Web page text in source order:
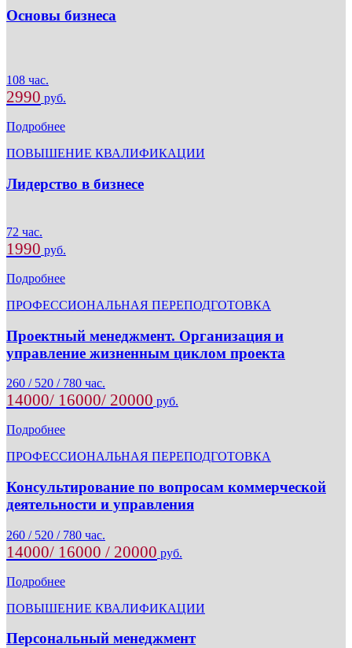
Основы бизнеса
108 час.
2990 руб.
Подробнее
ПОВЫШЕНИЕ КВАЛИФИКАЦИИ
Лидерство в бизнесе
72 час.
1990 руб.
Подробнее
ПРОФЕССИОНАЛЬНАЯ ПЕРЕПОДГОТОВКА
Проектный менеджмент. Организация и
управление жизненным циклом проекта
260 / 520 / 780 час.
14000/ 16000/ 20000 руб.
Подробнее
ПРОФЕССИОНАЛЬНАЯ ПЕРЕПОДГОТОВКА
Консультирование по вопросам коммерческой
деятельности и управления
260 / 520 / 780 час.
14000/ 16000 / 20000 руб.
Подробнее
ПОВЫШЕНИЕ КВАЛИФИКАЦИИ
Персональный менеджмент